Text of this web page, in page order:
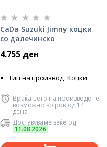
CaDa Suzuki Jimny коцки
со далечинско
4.755 ден
Тип на производ: Коцки
Враќањето на производот е
возможно во рок од 14
дена
Доставуваме веќе од
11.08.2026